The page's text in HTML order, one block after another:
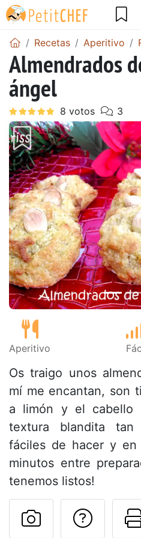
Recetas Aperitivo
Almendrados
ángel
Anterior
Aperitivo
Os traigo unos
mí me encantan, son
a limón y el cabello
textura blandita
fáciles de hacer y
minutos entre
tenemos listos!